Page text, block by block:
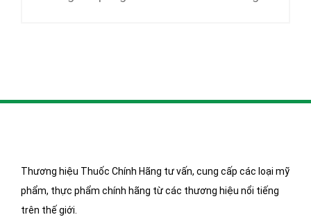
Thương hiệu Thuốc Chính Hãng tư vấn, cung cấp các loại mỹ
phẩm, thực phẩm chính hãng từ các thương hiệu nổi tiếng
trên thế giới.